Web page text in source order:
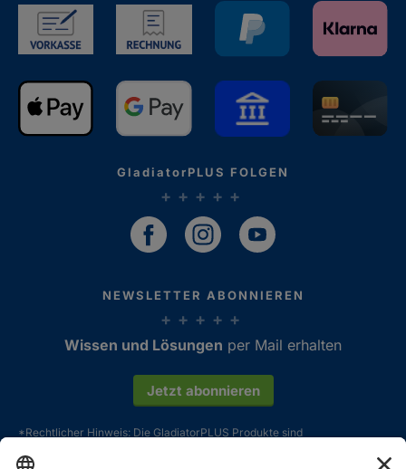
GladiatorPLUS FOLGEN
NEWSLETTER ABONNIEREN
Wissen und Lösungen per Mail erhalten
Jetzt abonnieren
*Rechtlicher Hinweis: Die GladiatorPLUS Produkte sind
immer das Gesamtergebnis aus artgerechter Haltung, bedarfsgerechter
ProvenExpert.com
SEHR GUT